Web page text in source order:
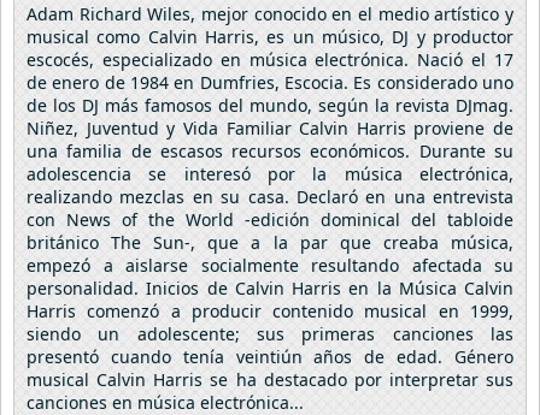
Adam Richard Wiles, mejor conocido en el medio artístico y
musical como Calvin Harris, es un músico, DJ y productor
escocés, especializado en música electrónica. Nació el 17
de enero de 1984 en Dumfries, Escocia. Es considerado uno
de los DJ más famosos del mundo, según la revista DJmag.
Niñez, Juventud y Vida Familiar Calvin Harris proviene de
una familia de escasos recursos económicos. Durante su
adolescencia se interesó por la música electrónica,
realizando mezclas en su casa. Declaró en una entrevista
con News of the World -edición dominical del tabloide
británico The Sun-, que a la par que creaba música,
empezó a aislarse socialmente resultando afectada su
personalidad. Inicios de Calvin Harris en la Música Calvin
Harris comenzó a producir contenido musical en 1999,
siendo un adolescente; sus primeras canciones las
presentó cuando tenía veintiún años de edad. Género
musical Calvin Harris se ha destacado por interpretar sus
canciones en música electrónica...